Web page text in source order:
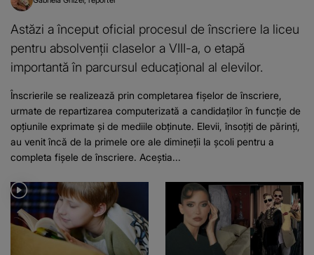
Astăzi a început oficial procesul de înscriere la liceu
pentru absolvenții claselor a VIII-a, o etapă
importantă în parcursul educațional al elevilor.
Înscrierile se realizează prin completarea fișelor de înscriere,
urmate de repartizarea computerizată a candidaților în funcție de
opțiunile exprimate și de mediile obținute. Elevii, însoțiți de părinți,
au venit încă de la primele ore ale dimineții la școli pentru a
completa fișele de înscriere. Aceștia...